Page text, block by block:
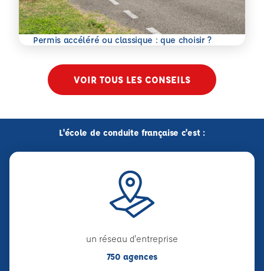
Permis accéléré ou classique : que choisir ?
En savoir plus
VOIR TOUS LES CONSEILS
L'école de conduite française c'est :
un réseau d'entreprise
750 agences